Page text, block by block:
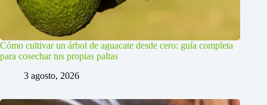
Cómo cultivar un árbol de aguacate desde cero: guía completa
para cosechar tus propias paltas
3 agosto, 2026